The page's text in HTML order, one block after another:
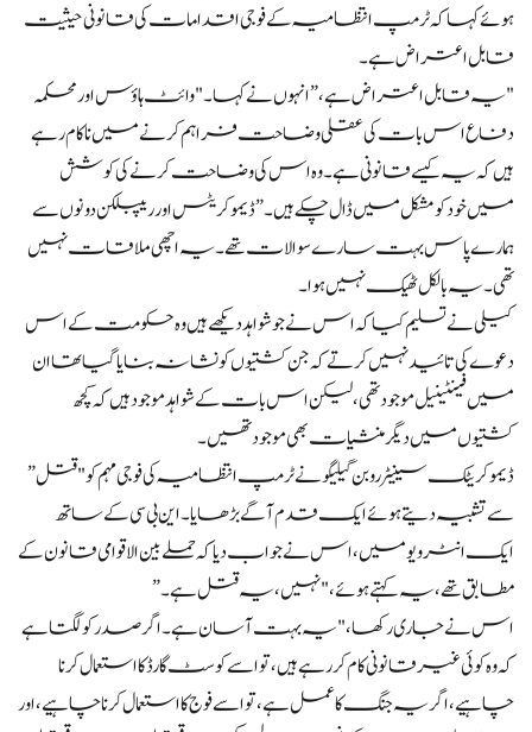
ہوئے کہا کہ ٹرمپ انتظامیہ کے فوجی اقدامات کی قانونی حیثیت
قابل اعتراض ہے۔
"یہ قابل اعتراض ہے،” انہوں نے کہا۔ "وائٹ ہاؤس اور محکمہ
دفاع اس بات کی عقلی وضاحت فراہم کرنے میں ناکام رہے
ہیں کہ یہ کیسے قانونی ہے۔ وہ اس کی وضاحت کرنے کی کوشش
میں خود کو مشکل میں ڈال چکے ہیں۔” ڈیموکریٹس اور ریپبلکن دونوں سے
ہمارے پاس بہت سارے سوالات تھے۔ یہ اچھی ملاقات نہیں
تھی۔ یہ بالکل ٹھیک نہیں ہوا۔
کیلی نے تسلیم کیا کہ اس نے جو شواہد دیکھے ہیں وہ حکومت کے اس
دعوے کی تائید نہیں کرتے کہ جن کشتیوں کو نشانہ بنایا گیا تھا ان
میں فینٹینیل موجود تھی، لیکن اس بات کے شواہد موجود ہیں کہ کچھ
کشتیوں میں دیگر منشیات بھی موجود تھیں۔
ڈیموکریٹک سینیٹر روبن گیلیگو نے ٹرمپ انتظامیہ کی فوجی مہم کو "قتل”
سے تشبیہ دیتے ہوئے ایک قدم آگے بڑھایا۔ این بی سی کے ساتھ
ایک انٹرویو میں، اس نے جواب دیا کہ حملے بین الاقوامی قانون کے
مطابق تھے، یہ کہتے ہوئے، "نہیں، یہ قتل ہے۔”
اس نے جاری رکھا، "یہ بہت آسان ہے۔ اگر صدر کو لگتا ہے
کہ وہ کوئی غیر قانونی کام کر رہے ہیں، تو اسے کوسٹ گارڈ کا استعمال کرنا
چاہیے، اگر یہ جنگ کا عمل ہے، تو اسے فوج کا استعمال کرنا چاہیے، اور